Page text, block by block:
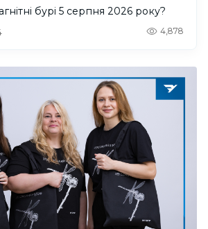
бурі 5 серпня 2026 року?
4,878